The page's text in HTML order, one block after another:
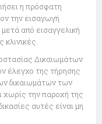
η πρόσφατη
την εισαγωγή
από εισαγγελική
κλινικές.
Δικαιωμάτων
έλεγχο της τήρησης
δικαιωμάτων των
χωρίς την παροχή της
αυτές είναι μη